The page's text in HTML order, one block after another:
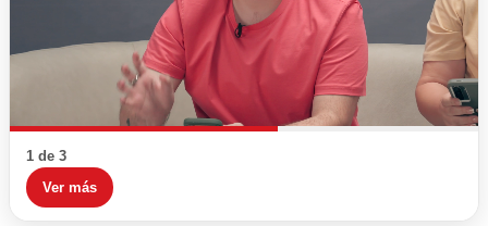
1 de 3
Ver más